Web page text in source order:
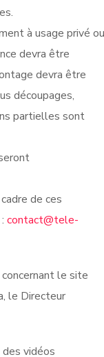
à usage privé
devra être
devra être
découpages,
partielles sont
de ces
:contact@tele-
le site
le Directeur
vidéos